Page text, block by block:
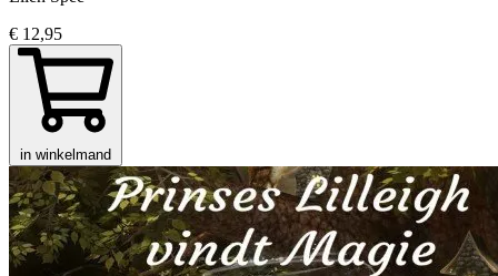
€ 12,95
in winkelmand